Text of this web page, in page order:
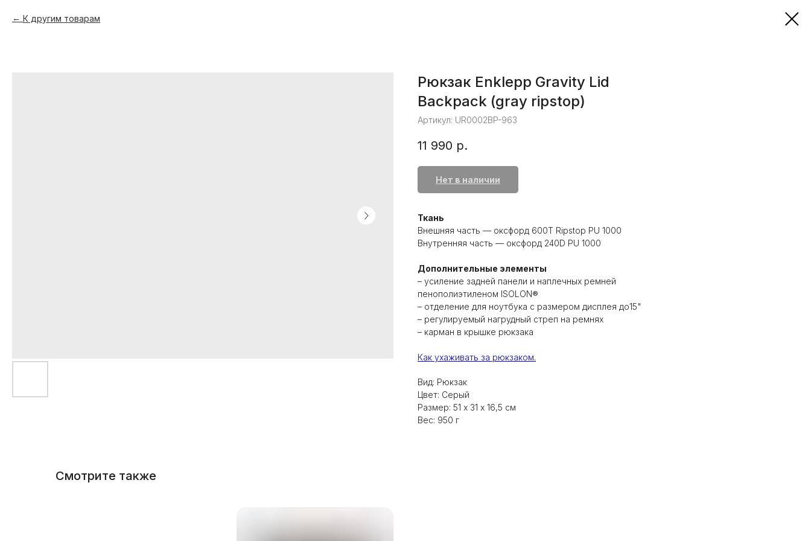
К другим товарам
Рюкзак Enklepp Gravity Lid
Backpack (gray ripstop)
Артикул: UR0002BP-963
11 990 р.
Нет в наличии
Ткань
Внешняя часть — оксфорд 600T Ripstop PU 1000
Внутренняя часть — оксфорд 240D PU 1000
Дополнительные элементы
– усиление задней панели и наплечных ремней
пенополиэтиленом ISOLON®
– отделение для ноутбука с размером дисплея до15"
– регулируемый нагрудный стреп на ремнях
– карман в крышке рюкзака
Как ухаживать за рюкзаком.
Вид: Рюкзак
Цвет: Серый
Размер: 51 х 31 х 16,5 см
Вес: 950 г
Смотрите также